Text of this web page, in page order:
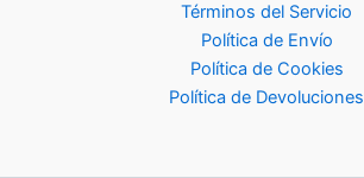
Términos del Servicio
Política de Envío
Política de Cookies
Política de Devoluciones